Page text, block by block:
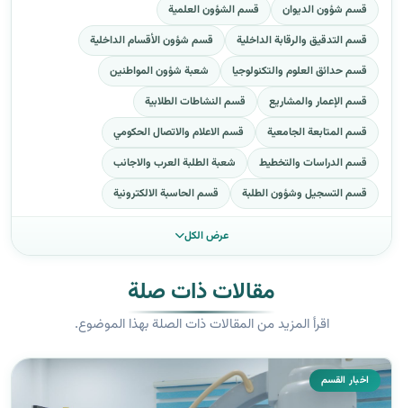
قسم شؤون الديوان
قسم الشؤون العلمية
قسم التدقيق والرقابة الداخلية
قسم شؤون الأقسام الداخلية
قسم حدائق العلوم والتكنولوجيا
شعبة شؤون المواطنين
قسم الإعمار والمشاريع
قسم النشاطات الطلابية
قسم المتابعة الجامعية
قسم الاعلام والاتصال الحكومي
قسم الدراسات والتخطيط
شعبة الطلبة العرب والاجانب
قسم التسجيل وشؤون الطلبة
قسم الحاسبة الالكترونية
عرض الكل
مقالات ذات صلة
اقرأ المزيد من المقالات ذات الصلة بهذا الموضوع.
اخبار القسم